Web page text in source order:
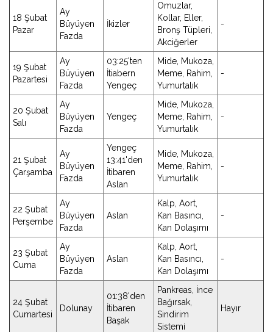
18 Şubat
Pazar
Ay
Büyüyen
Fazda
İkizler
Omuzlar,
Kollar, Eller,
Bronş Tüpleri,
Akciğerler
-
19 Şubat
Pazartesi
Ay
Büyüyen
Fazda
03:25'ten
İtiabern
Yengeç
Mide, Mukoza,
Meme, Rahim,
Yumurtalık
-
20 Şubat
Salı
Ay
Büyüyen
Fazda
Yengeç
Mide, Mukoza,
Meme, Rahim,
Yumurtalık
-
21 Şubat
Çarşamba
Ay
Büyüyen
Fazda
Yengeç
13:41'den
İtibaren
Aslan
Mide, Mukoza,
Meme, Rahim,
Yumurtalık
-
22 Şubat
Perşembe
Ay
Büyüyen
Fazda
Aslan
Kalp, Aort,
Kan Basıncı,
Kan Dolaşımı
-
23 Şubat
Cuma
Ay
Büyüyen
Fazda
Aslan
Kalp, Aort,
Kan Basıncı,
Kan Dolaşımı
-
24 Şubat
Cumartesi
Dolunay
01:38'den
İtibaren
Başak
Pankreas, İnce
Bağırsak,
Sindirim
Sistemi
Hayır